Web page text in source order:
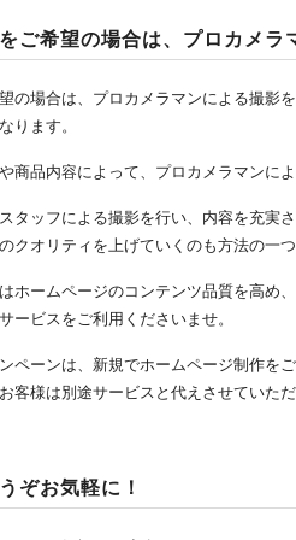
ご希望の場合は、プロカメラ
の場合は、プロカメラマンによる撮影
ります。
商品内容によって、プロカメラマンに
タッフによる撮影を行い、内容を充実
クオリティを上げていくのも方法の一つ
ホームページのコンテンツ品質を高め
ービスをご利用くださいませ。
ペーンは、新規でホームページ制作を
客様は別途サービスと代えさせていた
ぞお気軽に！